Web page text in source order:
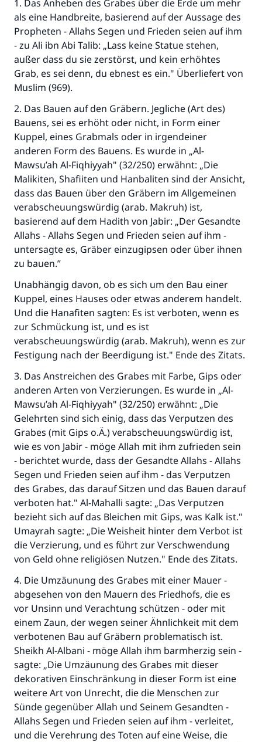
1. Das Anheben des Grabes über die Erde um mehr
als eine Handbreite, basierend auf der Aussage des
Propheten - Allahs Segen und Frieden seien auf ihm
- zu Ali ibn Abi Talib: „Lass keine Statue stehen,
außer dass du sie zerstörst, und kein erhöhtes
Grab, es sei denn, du ebnest es ein." Überliefert von
Muslim (969).
2. Das Bauen auf den Gräbern. Jegliche (Art des)
Bauens, sei es erhöht oder nicht, in Form einer
Kuppel, eines Grabmals oder in irgendeiner
anderen Form des Bauens. Es wurde in „Al-
Mawsu’ah Al-Fiqhiyyah" (32/250) erwähnt: „Die
Malikiten, Shafiiten und Hanbaliten sind der Ansicht,
dass das Bauen über den Gräbern im Allgemeinen
verabscheuungswürdig (arab. Makruh) ist,
basierend auf dem Hadith von Jabir: „Der Gesandte
Allahs - Allahs Segen und Frieden seien auf ihm -
untersagte es, Gräber einzugipsen oder über ihnen
zu bauen.”
Unabhängig davon, ob es sich um den Bau einer
Kuppel, eines Hauses oder etwas anderem handelt.
Und die Hanafiten sagten: Es ist verboten, wenn es
zur Schmückung ist, und es ist
verabscheuungswürdig (arab. Makruh), wenn es zur
Festigung nach der Beerdigung ist." Ende des Zitats.
3. Das Anstreichen des Grabes mit Farbe, Gips oder
anderen Arten von Verzierungen. Es wurde in „Al-
Mawsu’ah Al-Fiqhiyyah" (32/250) erwähnt: „Die
Gelehrten sind sich einig, dass das Verputzen des
Grabes (mit Gips o.Ä.) verabscheuungswürdig ist,
wie es von Jabir - möge Allah mit ihm zufrieden sein
- berichtet wurde, dass der Gesandte Allahs - Allahs
Segen und Frieden seien auf ihm - das Verputzen
des Grabes, das darauf Sitzen und das Bauen darauf
verboten hat." Al-Mahalli sagte: „Das Verputzen
bezieht sich auf das Bleichen mit Gips, was Kalk ist."
Umayrah sagte: „Die Weisheit hinter dem Verbot ist
die Verzierung, und es führt zur Verschwendung
von Geld ohne religiösen Nutzen." Ende des Zitats.
4. Die Umzäunung des Grabes mit einer Mauer -
abgesehen von den Mauern des Friedhofs, die es
vor Unsinn und Verachtung schützen - oder mit
einem Zaun, der wegen seiner Ähnlichkeit mit dem
verbotenen Bau auf Gräbern problematisch ist.
Sheikh Al-Albani - möge Allah ihm barmherzig sein -
sagte: „Die Umzäunung des Grabes mit dieser
dekorativen Einschränkung in dieser Form ist eine
weitere Art von Unrecht, die die Menschen zur
Sünde gegenüber Allah und Seinem Gesandten -
Allahs Segen und Frieden seien auf ihm - verleitet,
und die Verehrung des Toten auf eine Weise, die
Die Antwort Nr. 110845 rettete eine
Unterstütze die Arbeit von Islam Q&A
Der Prophet -Allahs Segen und Frieden auf
ihm- sagte:
"Wer zum Guten aufruft, hat den Lohn
desjenigen, der sie durchführt."
(MUSLIM 1893)
Beitrag dazu